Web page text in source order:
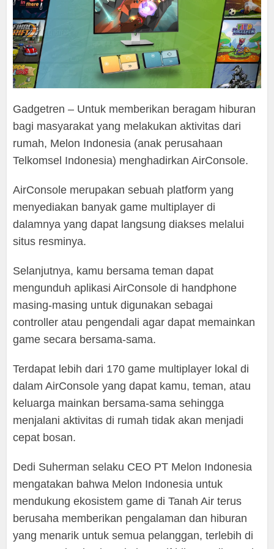
Gadgetren – Untuk memberikan beragam hiburan
bagi masyarakat yang melakukan aktivitas dari
rumah, Melon Indonesia (anak perusahaan
Telkomsel Indonesia) menghadirkan AirConsole.
AirConsole merupakan sebuah platform yang
menyediakan banyak game multiplayer di
dalamnya yang dapat langsung diakses melalui
situs resminya.
Selanjutnya, kamu bersama teman dapat
mengunduh aplikasi AirConsole di handphone
masing-masing untuk digunakan sebagai
controller atau pengendali agar dapat memainkan
game secara bersama-sama.
Terdapat lebih dari 170 game multiplayer lokal di
dalam AirConsole yang dapat kamu, teman, atau
keluarga mainkan bersama-sama sehingga
menjalani aktivitas di rumah tidak akan menjadi
cepat bosan.
Dedi Suherman selaku CEO PT Melon Indonesia
mengatakan bahwa Melon Indonesia untuk
mendukung ekosistem game di Tanah Air terus
berusaha memberikan pengalaman dan hiburan
yang menarik untuk semua pelanggan, terlebih di